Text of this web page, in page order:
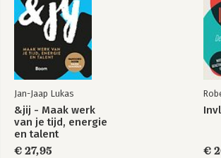
9. Listen well
10. Use your head
11. Read body language
12. Watch out for lying
13. Use the right strategies and tactics
14. Influence the other side
15. Know how to bargain
16. Know how to handle conflict
17. Confidence when negotiating
PART 3: HOTSPOTS
Jan-Jaap Lukas
&jij - Maak werk
van je tijd, energie
en talent
€ 27,95
€